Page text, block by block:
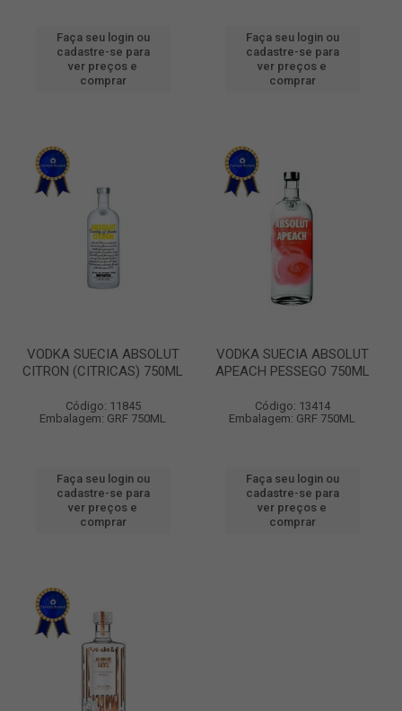
Faça seu login ou
cadastre-se para
ver preços e
comprar
Faça seu login ou
cadastre-se para
ver preços e
comprar
VODKA SUECIA ABSOLUT
CITRON (CITRICAS) 750ML
Código: 11845
Embalagem: GRF 750ML
Faça seu login ou
cadastre-se para
ver preços e
comprar
VODKA SUECIA ABSOLUT
APEACH PESSEGO 750ML
Código: 13414
Embalagem: GRF 750ML
Faça seu login ou
cadastre-se para
ver preços e
comprar